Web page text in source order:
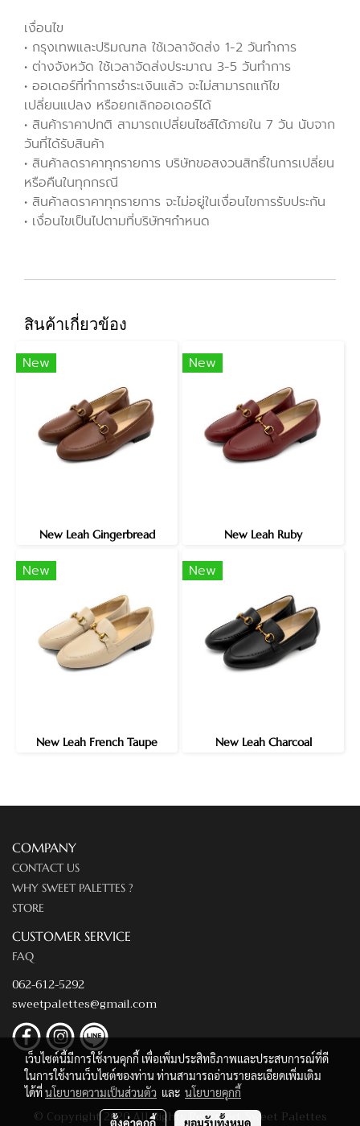
เงื่อนไข
• กรุงเทพและปริมณฑล ใช้เวลาจัดส่ง 1-2 วันทำการ
• ต่างจังหวัด ใช้เวลาจัดส่งประมาณ 3-5 วันทำการ
• ออเดอร์ที่ทำการชำระเงินแล้ว จะไม่สามารถแก้ไข
เปลี่ยนแปลง หรือยกเลิกออเดอร์ได้
• สินค้าราคาปกติ สามารถเปลี่ยนไซส์ได้ภายใน 7 วัน นับจาก
วันที่ได้รับสินค้า
• สินค้าลดราคาทุกรายการ บริษัทขอสงวนสิทธิ์ในการเปลี่ยน
หรือคืนในทุกกรณี
• สินค้าลดราคาทุกรายการ จะไม่อยู่ในเงื่อนไขการรับประกัน
• เงื่อนไขเป็นไปตามที่บริษัทฯกำหนด
สินค้าเกี่ยวข้อง
New
New Leah Gingerbread
New
New Leah Ruby
New
New Leah French Taupe
New
New Leah Charcoal
COMPANY
CONTACT US
WHY SWEET PALETTES ?
STORE
CUSTOMER SERVICE
FAQ
062-612-5292
sweetpalettes@gmail.com
© Copyright 2020 All Rights Reserved. Sweet Palettes
เว็บไซต์นี้มีการใช้งานคุกกี้ เพื่อเพิ่มประสิทธิภาพและประสบการณ์ที่ดี
ในการใช้งานเว็บไซต์ของท่าน ท่านสามารถอ่านรายละเอียดเพิ่มเติม
ได้ที่นโยบายความเป็นส่วนตัว และ นโยบายคุกกี้
ตั้งค่าคุกกี้ ยอมรับทั้งหมด